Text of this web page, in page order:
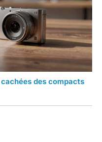
des compacts